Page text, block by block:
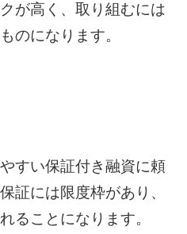
が高く、取り組むには
のになります。
すい保証付き融資に頼
証には限度枠があり、
ることになります。